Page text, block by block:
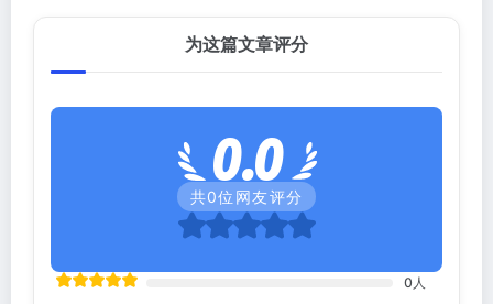
为这篇文章评分
0.0
共0位网友评分
0 人